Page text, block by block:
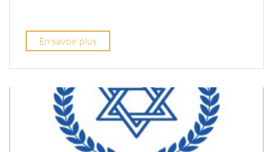
En savoir plus